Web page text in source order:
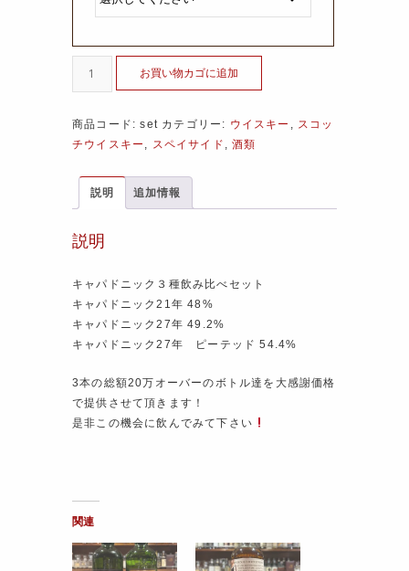
お買い物カゴに追加
商品コード:set カテゴリー: ウイスキー , スコッ
チウイスキー , スペイサイド ,酒類
説明 追加情報
説明
キャパドニック３種飲み比べセット
キャパドニック21年 48%
キャパドニック27年 49.2%
キャパドニック27年 ピーテッド 54.4%
3本の総額20万オーバーのボトル達を大感謝価格
で提供させて頂きます！
是非この機会に飲んでみて下さい
関連